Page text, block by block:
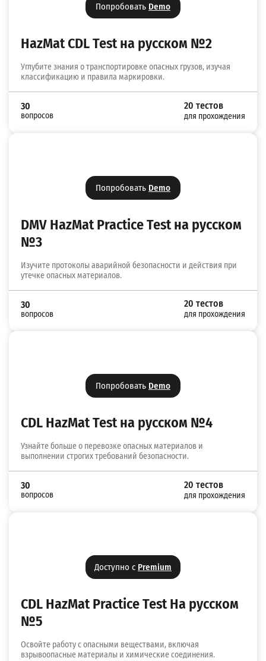
Попробовать Demo
HazMat CDL Test на русском №2
Углубите знания о транспортировке опасных грузов, изучая
классификацию и правила маркировки.
30
вопросов
20 тестов
для прохождения
Попробовать Demo
DMV HazMat Practice Test на русском
№3
Изучите протоколы аварийной безопасности и действия при
утечке опасных материалов.
30
вопросов
20 тестов
для прохождения
Попробовать Demo
CDL HazMat Test на русском №4
Узнайте больше о перевозке опасных материалов и
выполнении строгих требований безопасности.
30
вопросов
20 тестов
для прохождения
Доступно с Premium
CDL HazMat Practice Test На русском
№5
Освойте работу с опасными веществами, включая
взрывоопасные материалы и химические соединения.